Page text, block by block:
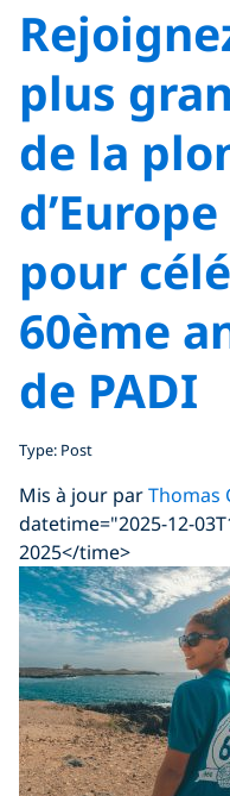
plus
de la
pour
60ème
de PADI
Type: Post
Mis à jour parThomas
datetime="2025-12-
2025</time>